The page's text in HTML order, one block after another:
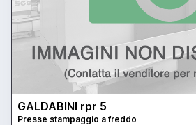
GALDABINI rpr 5
Presse stampaggio a freddo